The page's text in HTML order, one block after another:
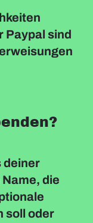
Paypal sind
deiner
die
soll oder